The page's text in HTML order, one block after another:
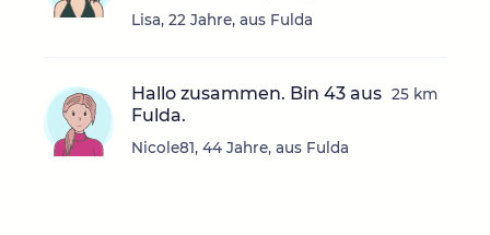
Lisa, 22 Jahre, aus Fulda
Hallo zusammen. Bin 43 aus
Fulda.
Nicole81, 44 Jahre, aus Fulda
25 km